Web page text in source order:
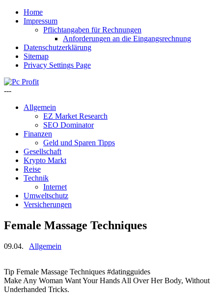
Home
Impressum
Pflichtangaben für Rechnungen
Anforderungen an die Eingangsrechnung
Datenschutzerklärung
Sitemap
Privacy Settings Page
---
Allgemein
EZ Market Research
SEO Dominator
Finanzen
Geld und Sparen Tipps
Gesellschaft
Krypto Markt
Reise
Technik
Internet
Umweltschutz
Versicherungen
Female Massage Techniques
09.04. Allgemein
Tip Female Massage Techniques #datingguides
Make Any Woman Want Your Hands All Over Her Body, Without
Underhanded Tricks.